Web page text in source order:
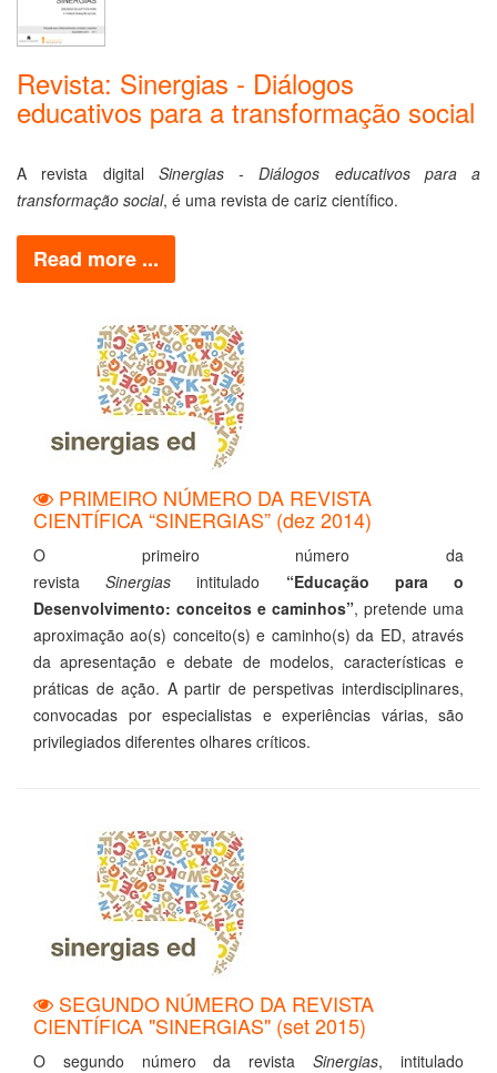
Revista: Sinergias - Diálogos
educativos para a transformação social
A revista digital Sinergias - Diálogos educativos para a
transformação social, é uma revista de cariz científico.
Read more ...
PRIMEIRO NÚMERO DA REVISTA
CIENTÍFICA “SINERGIAS” (dez 2014)
O primeiro número da
revista
Sinergias intitulado
“Educação para o
Desenvolvimento: conceitos e caminhos”, pretende uma
aproximação ao(s) conceito(s) e caminho(s) da ED, através
da apresentação e debate de modelos, características e
práticas de ação. A partir de perspetivas interdisciplinares,
convocadas por especialistas e experiências várias, são
privilegiados diferentes olhares críticos.
SEGUNDO NÚMERO DA REVISTA
CIENTÍFICA "SINERGIAS" (set 2015)
O segundo número da revistaSinergias, intitulado